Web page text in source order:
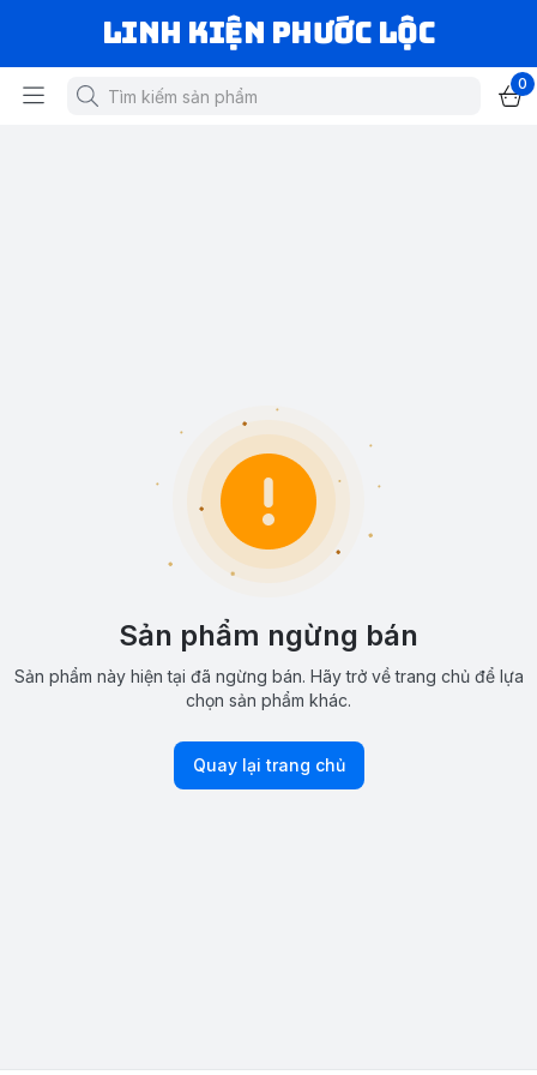
LINH KIỆN PHƯỚC LỘC
0
Sản phẩm ngừng bán
Sản phẩm này hiện tại đã ngừng bán. Hãy trở về trang chủ để lựa
chọn sản phẩm khác.
Quay lại trang chủ